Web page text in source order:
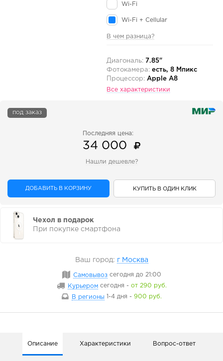
Wi-Fi
Wi-Fi + Cellular
В чем разница?
Диагональ: 7.85"
Фотокамера: есть, 8 Мпикс
Процессор: Apple A8
Все характеристики
под заказ
Последняя цена:
34 000
Нашли дешевле?
ДОБАВИТЬ В КОРЗИНУ КУПИТЬ В ОДИН КЛИК
Чехол в подарок
При покупке смартфона
Ваш город: г Москва
Самовывоз сегодня до 21:00
Курьером сегодня - от 290 руб.
В регионы
1-4 дня - 900 руб.
Описание Характеристики Вопрос-ответ